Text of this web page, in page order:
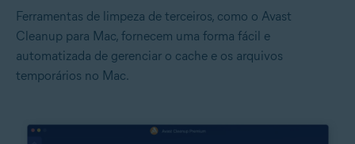
Ferramentas de limpeza de terceiros, como o Avast
Cleanup para Mac, fornecem uma forma fácil e
automatizada de gerenciar o cache e os arquivos
temporários no Mac.